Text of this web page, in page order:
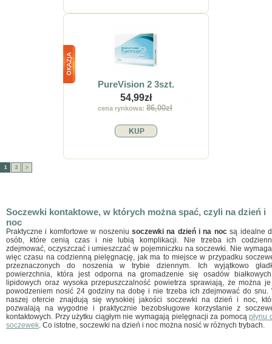
PureVision 2 3szt.
54,99zł
cena rynkowa: 86,00zł
1 2 >
Soczewki kontaktowe, w których można spać, czyli na dzień i
noc
Praktyczne i komfortowe w noszeniu soczewki na dzień i na nocsą idealne
osób, które cenią czas i nie lubią komplikacji. Nie trzeba ich
zdejmować, oczyszczać i umieszczać w pojemniczku na soczewki. Nie
więc czasu na codzienną pielęgnację, jak ma to miejsce w przypadku
przeznaczonych do noszenia w trybie dziennym. Ich wyjątkowo
powierzchnia, która jest odporna na gromadzenie się osadów
lipidowych oraz wysoka przepuszczalność powietrza sprawiają, że można
powodzeniem nosić 24 godziny na dobę i nie trzeba ich zdejmować do snu.
naszej ofercie znajdują się wysokiej jakości soczewki na dzień i noc,
pozwalają na wygodne i praktycznie bezobsługowe korzystanie z
kontaktowych. Przy użytku ciągłym nie wymagają pielęgnacji za pomocąpłynu
soczewek. Co istotne, soczewki na dzień i noc można nosić w różnych trybach.